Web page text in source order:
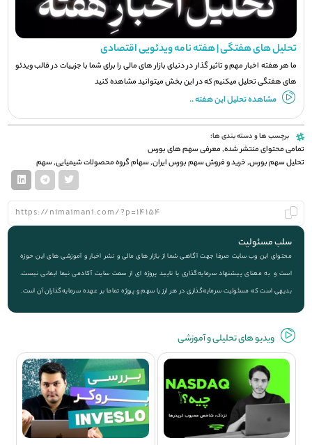
تحلیل های هفتگی | هفته نامه ویدئویی اقتصادی
ما هر هفته اخبار مهم و تاثیر گذار در دنیای بازار های مالی را برای شما با جزيیات در قالب ویدئو
های هفتگی تحلیل میکنیم که در این بخش میتوانید مشاهده کنید
مشاهده تحلیل این هفته ..
برچسب ها و دسته بندی ها:
تمامی محتوای منتشر شده,معرفی سهم های بورس
تحلیل سهم بورس,خرید و فروش سهم بورس ایران,سهام گروه محصولات شیمیایی,سهم
سلب مسئولیت
محتوای این وب سایت صرفا جهت آگاهی شما از بازار های مالی و نشر اخبار و آموزشی های این حوزه
است و به معنای پیشنهاد سرمایه‌گذاری یا تایید پروژه ای از سمت سایت آکادمی نیما ایمانی نیست.
بدیهی است که مسئولیت سرمایه‌گذاری در هر ارز یا سهم و پروژه تماما بر عهده سرمایه‌گذاران آن است.
ویديو های تحلیلی و آموزشی